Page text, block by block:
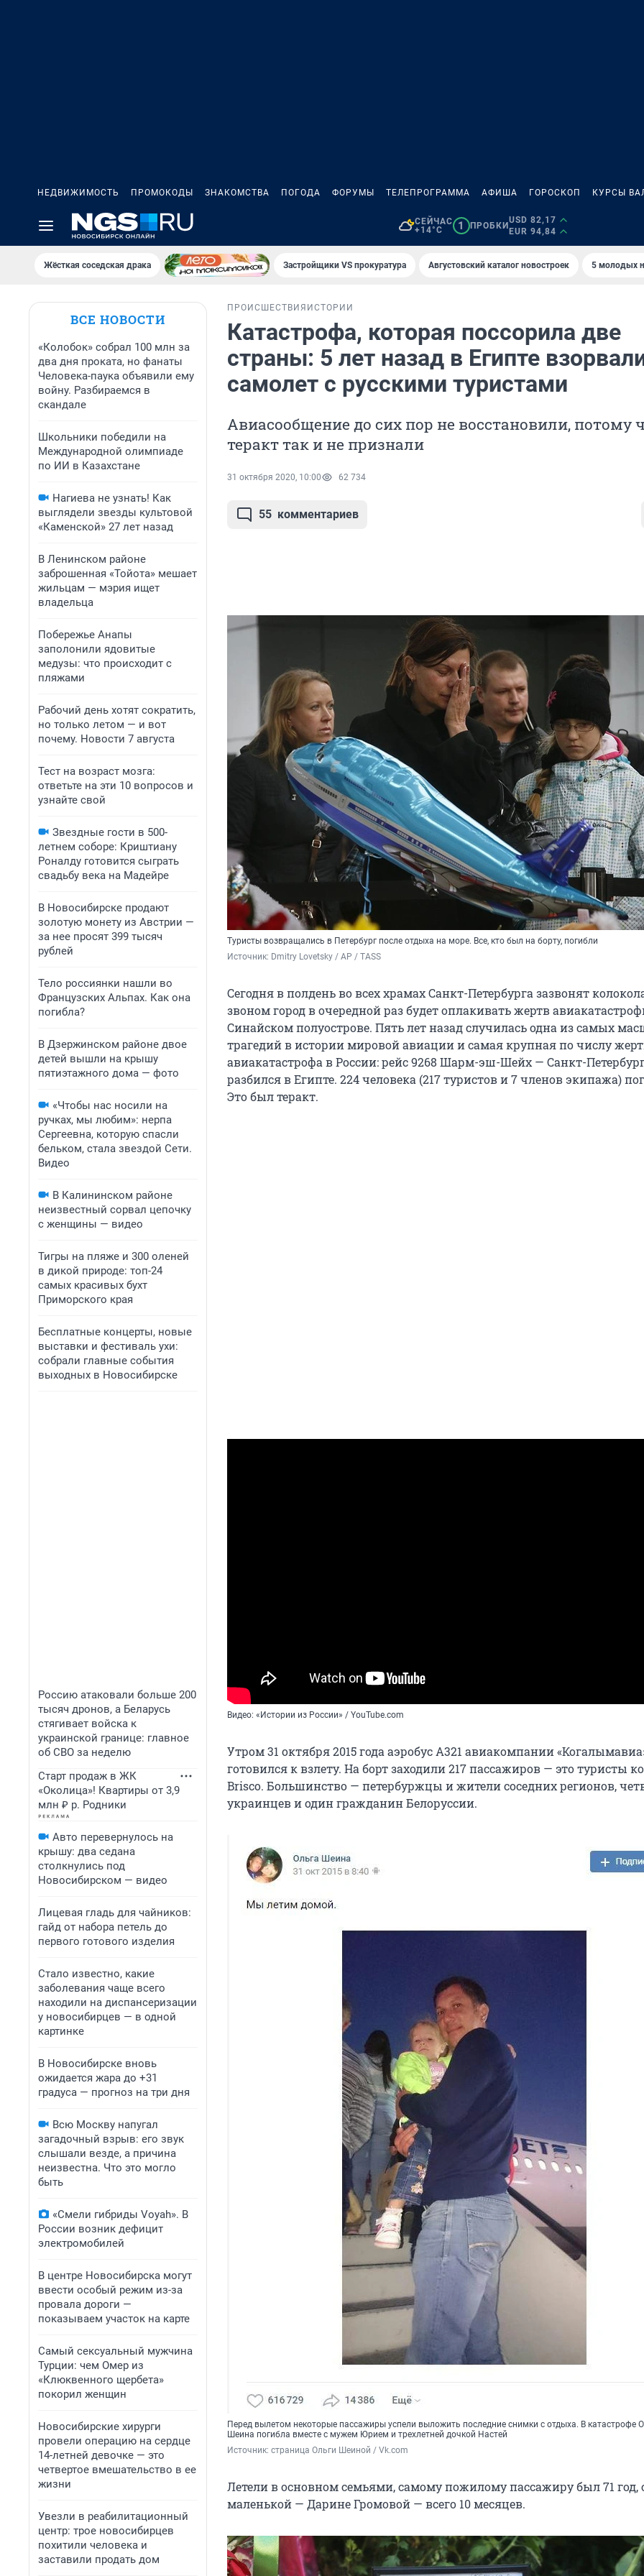
НЕДВИЖИМОСТЬ ПРОМОКОДЫ ЗНАКОМСТВА ПОГОДА ФОРУМЫ ТЕЛЕПРОГРАММА АФИША ГОРОСКОП КУРСЫ
СЕЙЧАС
+14°C
1 ПРОБКИ
USD 82,17
EUR 94,84
Жёсткая соседская драка Застройщики VS прокуратура Августовский каталог новостроек 5 молодых
ВСЕ НОВОСТИ
«Колобок» собрал 100 млн за
два дня проката, но фанаты
Человека-паука объявили ему
войну. Разбираемся в
скандале
Школьники победили на
Международной олимпиаде
по ИИ в Казахстане
Нагиева не узнать! Как
выглядели звезды культовой
«Каменской» 27 лет назад
В Ленинском районе
заброшенная «Тойота» мешает
жильцам — мэрия ищет
владельца
Побережье Анапы
заполонили ядовитые
медузы: что происходит с
пляжами
Рабочий день хотят сократить,
но только летом — и вот
почему. Новости 7 августа
Тест на возраст мозга:
ответьте на эти 10 вопросов и
узнайте свой
Звездные гости в 500-
летнем соборе: Криштиану
Роналду готовится сыграть
свадьбу века на Мадейре
В Новосибирске продают
золотую монету из Австрии —
за нее просят 399 тысяч
рублей
Тело россиянки нашли во
Французских Альпах. Как она
погибла?
В Дзержинском районе двое
детей вышли на крышу
пятиэтажного дома — фото
«Чтобы нас носили на
ручках, мы любим»: нерпа
Сергеевна, которую спасли
бельком, стала звездой Сети.
Видео
В Калининском районе
неизвестный сорвал цепочку
с женщины — видео
Тигры на пляже и 300 оленей
в дикой природе: топ-24
самых красивых бухт
Приморского края
Бесплатные концерты, новые
выставки и фестиваль ухи:
собрали главные события
выходных в Новосибирске
Россию атаковали больше 200
тысяч дронов, а Беларусь
стягивает войска к
украинской границе: главное
об СВО за неделю
Старт продаж в ЖК
«Околица»! Квартиры от 3,9
млн ₽ р. Родники
Авто перевернулось на
крышу: два седана
столкнулись под
Новосибирском — видео
Лицевая гладь для чайников:
гайд от набора петель до
первого готового изделия
Стало известно, какие
заболевания чаще всего
находили на диспансеризации
у новосибирцев — в одной
картинке
В Новосибирске вновь
ожидается жара до +31
градуса — прогноз на три дня
Всю Москву напугал
загадочный взрыв: его звук
слышали везде, а причина
неизвестна. Что это могло
быть
«Смели гибриды Voyah». В
России возник дефицит
электромобилей
В центре Новосибирска могут
ввести особый режим из-за
провала дороги —
показываем участок на карте
Самый сексуальный мужчина
Турции: чем Омер из
«Клюквенного щербета»
покорил женщин
Новосибирские хирурги
провели операцию на сердце
14-летней девочке — это
четвертое вмешательство в ее
жизни
Увезли в реабилитационный
центр: трое новосибирцев
похитили человека и
заставили продать дом
ПРОИСШЕСТВИЯ ИСТОРИИ
Катастрофа, которая поссорила две
страны: 5 лет назад в Египте
самолет с русскими туристами
Авиасообщение до сих пор не восстановили, потому
теракт так и не признали
31 октября 2020, 10:00 62 734
55 комментариев
Туристы возвращались в Петербург после отдыха на море. Все, кто был на борту, погибли
Источник: Dmitry Lovetsky / AP / TASS
Сегодня в полдень во всех храмах Санкт-Петербурга зазвонят
звоном город в очередной раз будет оплакивать жертв
Синайском полуострове. Пять лет назад случилась одна из самых
трагедий в истории мировой авиации и самая крупная по числу
авиакатастрофа в России: рейс 9268 Шарм-эш-Шейх — Санкт-
разбился в Египте. 224 человека (217 туристов и 7 членов экипажа)
Это был теракт.
Видео: «Истории из России» / YouTube.com
Утром 31 октября 2015 года аэробус А321 авиакомпании
готовился к взлету. На борт заходили 217 пассажиров — это туристы
Brisco. Большинство — петербуржцы и жители соседних регионов,
украинцев и один гражданин Белоруссии.
Перед вылетом некоторые пассажиры успели выложить последние снимки с отдыха. В катастрофе
Шеина погибла вместе с мужем Юрием и трехлетней дочкой Настей
Источник: страница Ольги Шеиной / Vk.com
Летели в основном семьями, самому пожилому пассажиру был 71 год,
маленькой — Дарине Громовой — всего 10 месяцев.